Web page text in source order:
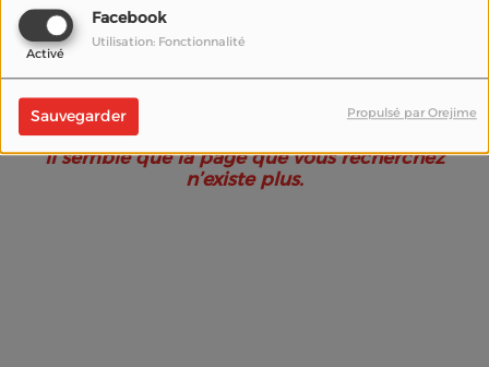
Facebook
Activé
Utilisation: Fonctionnalité
Sauvegarder Propulsé par Orejime
Oups, vous avez
rencontré une erreur.
Il semble que la page que vous recherchez
n’existe plus.